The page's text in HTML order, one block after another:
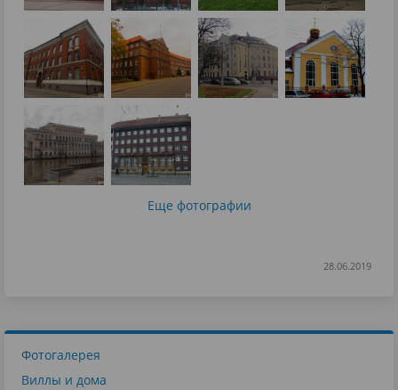
Еще фотографии
28.06.2019
Фотогалерея
Виллы и дома